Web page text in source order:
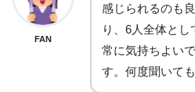
FAN
感じられるのも
り、6人全体と
常に気持ちよい
す。何度聞いて